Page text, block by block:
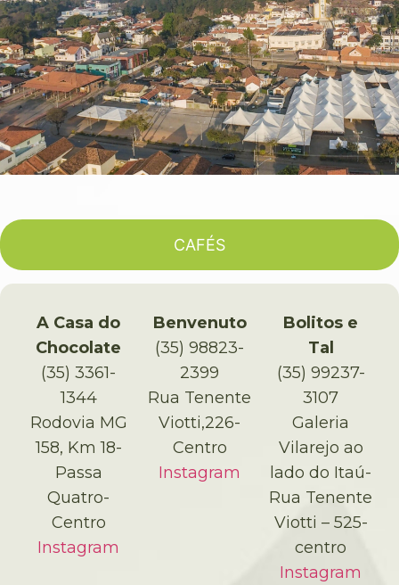
CAFÉS
A Casa do
Chocolate
(35) 3361-
1344
Rodovia MG
158, Km 18-
Passa
Quatro-
Centro
Instagram
Benvenuto
(35) 98823-
2399
Rua Tenente
Viotti,226-
Centro
Instagram
Bolitos e
Tal
(35) 99237-
3107
Galeria
Vilarejo ao
lado do Itaú-
Rua Tenente
Viotti – 525-
centro
Instagram